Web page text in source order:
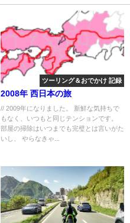
ツーリング＆おでかけ 記録
2008年 西日本の旅
// 2009年になりました。 新鮮な気持ちで
もなく、いつもと同じテンションです。
部屋の掃除はいつまでも完璧とは言いがた
いし、 やらなきゃ...